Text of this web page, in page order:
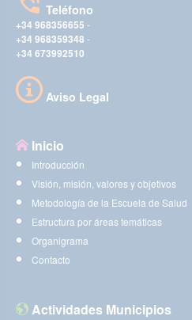
Teléfono
+34 968356655 -
+34 968359348 -
+34 673992510
Aviso Legal
Inicio
Introducción
Visión, misión, valores y objetivos
Metodología de la Escuela de Salud
Estructura por áreas temáticas
Organigrama
Contacto
Actividades Municipios